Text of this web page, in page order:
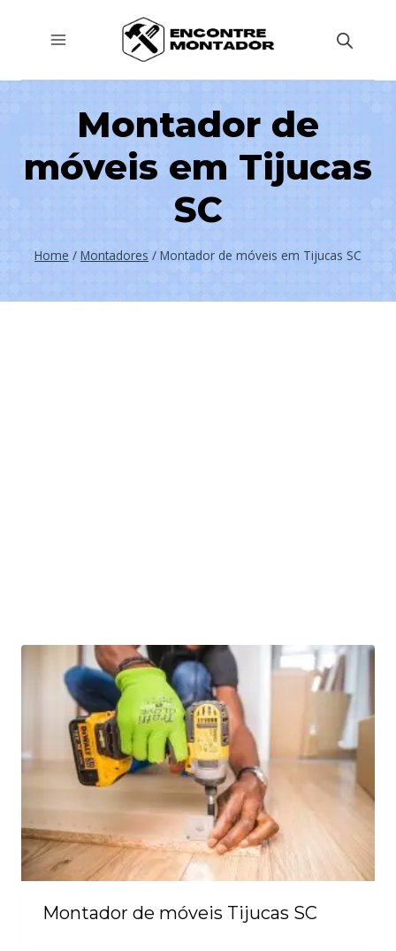
Montador de
móveis em Tijucas
SC
Home / Montadores / Montador de móveis em Tijucas SC
Montador de móveis Tijucas SC